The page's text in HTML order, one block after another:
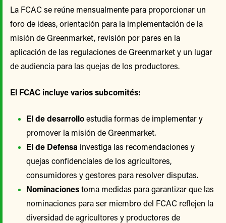
La FCAC se reúne mensualmente para proporcionar un
foro de ideas, orientación para la implementación de la
misión de Greenmarket, revisión por pares en la
aplicación de las regulaciones de Greenmarket y un lugar
de audiencia para las quejas de los productores.
El FCAC incluye varios subcomités:
El de desarrolloestudia formas de implementar y
promover la misión de Greenmarket.
El de Defensa investiga las recomendaciones y
quejas confidenciales de los agricultores,
consumidores y gestores para resolver disputas.
Nominacionestoma medidas para garantizar que las
nominaciones para ser miembro del FCAC reflejen la
diversidad de agricultores y productores de